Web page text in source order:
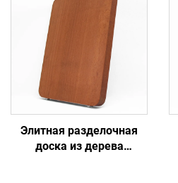
Элитная разделочная
доска из дерева